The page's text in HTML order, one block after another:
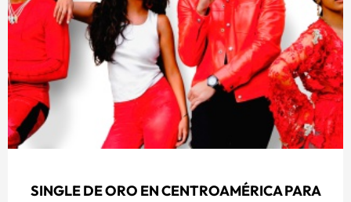
SINGLE DE ORO EN CENTROAMÉRICA PARA